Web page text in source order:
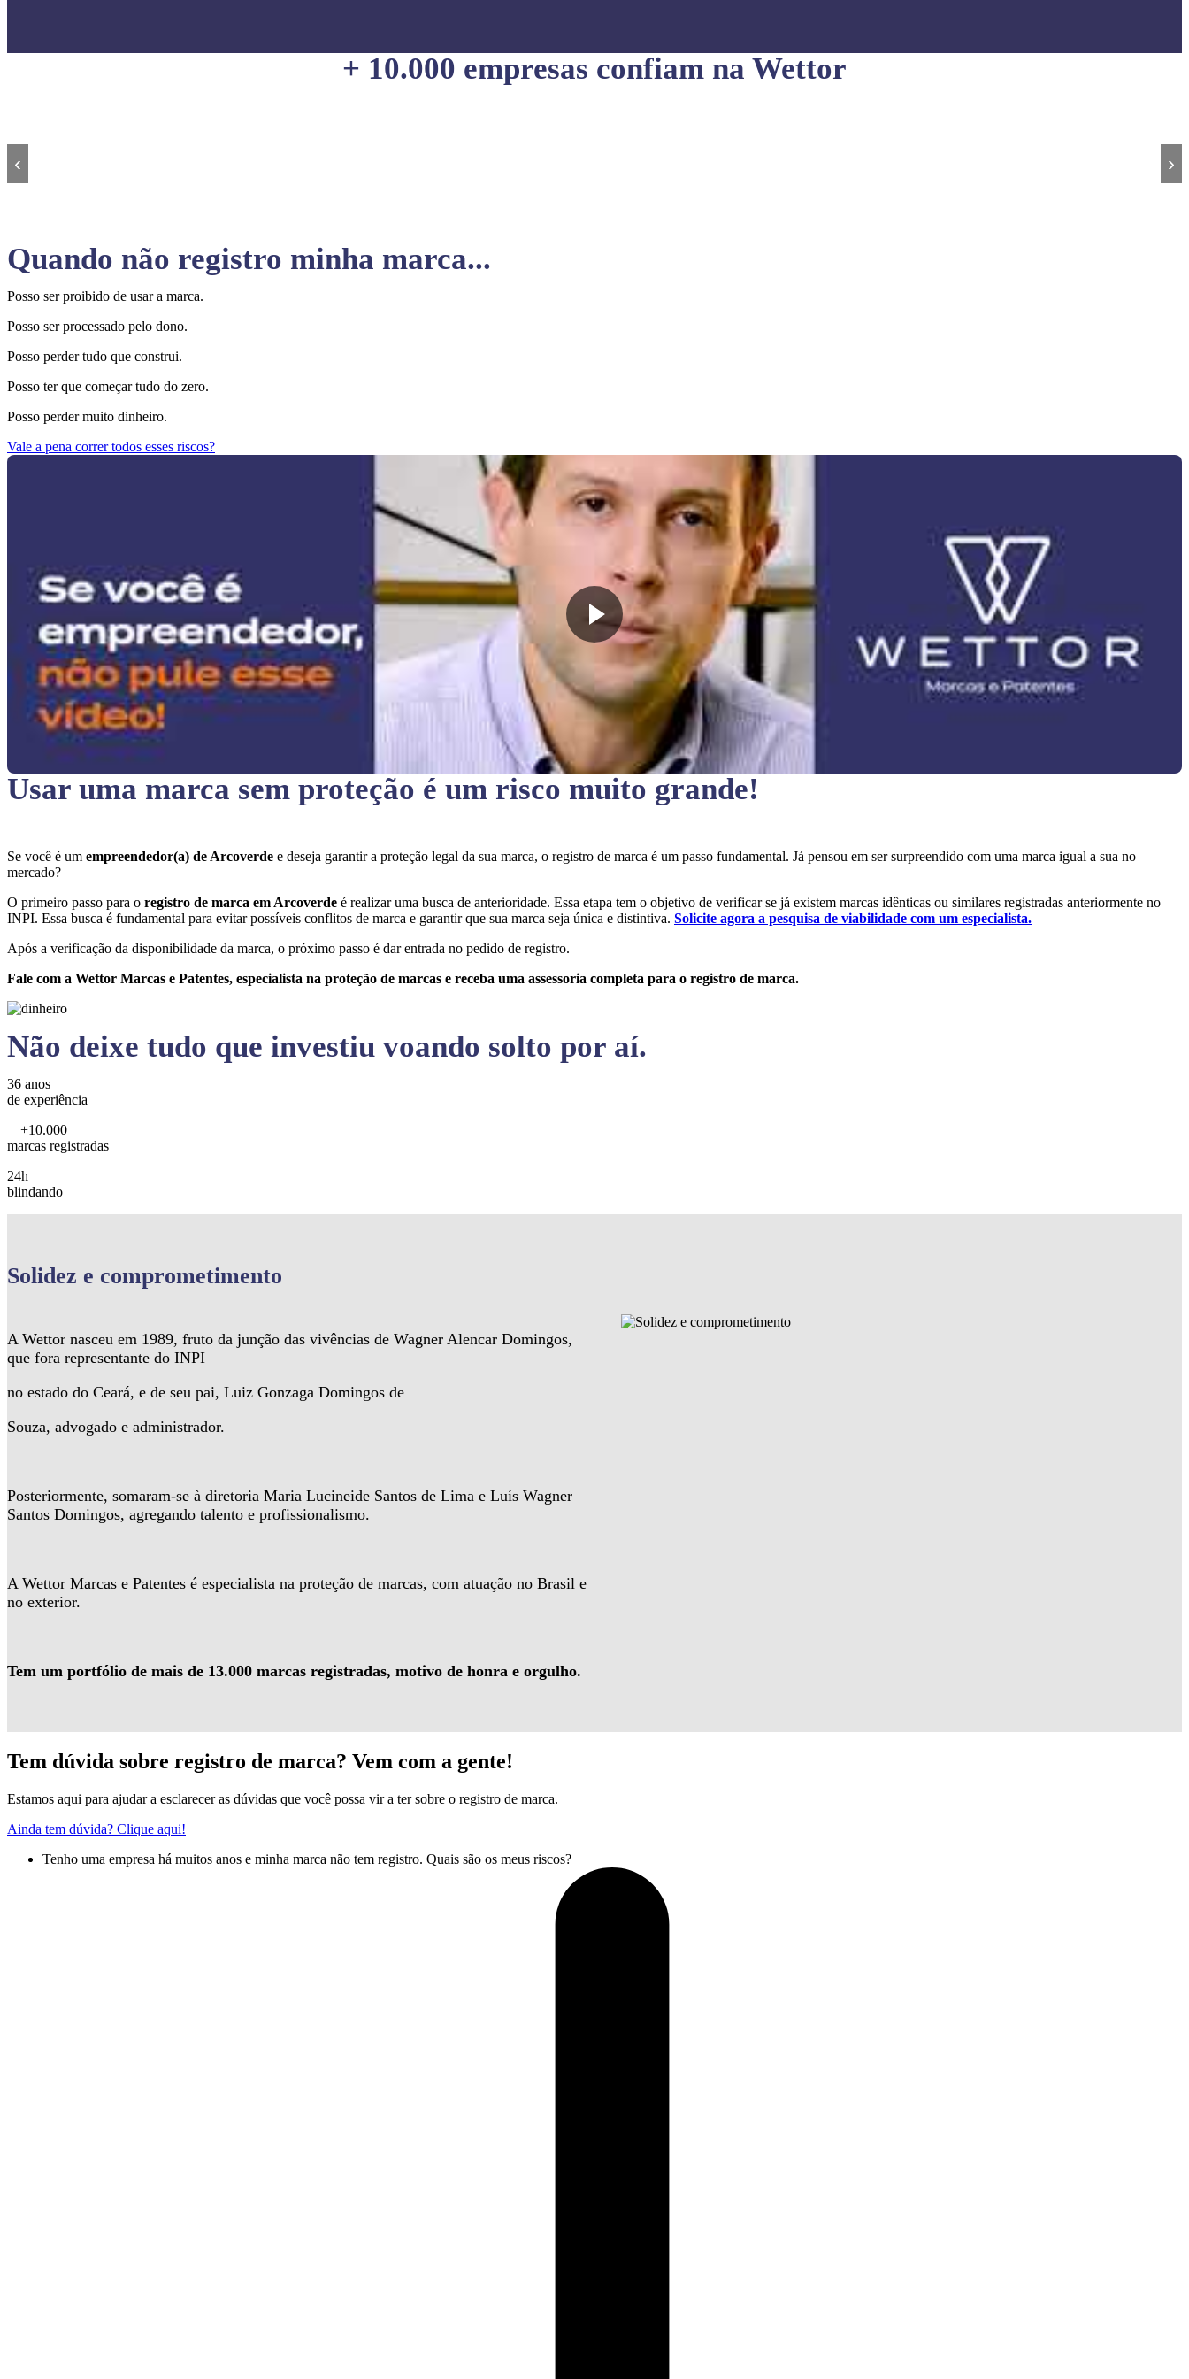
+ 10.000 empresas confiam na Wettor
‹ ›
Quando não registro minha marca...
Posso ser proibido de usar a marca.
Posso ser processado pelo dono.
Posso perder tudo que construi.
Posso ter que começar tudo do zero.
Posso perder muito dinheiro.
Vale a pena correr todos esses riscos?
Usar uma marca sem proteção é um risco muito grande!
Se você é um empreendedor(a) de Arcoverde e deseja garantir a proteção legal da sua marca, o registro de marca é um passo fundamental. Já pensou em ser surpreendido com uma marca igual a sua no
mercado?
O primeiro passo para o registro de marca em Arcoverde é realizar uma busca de anterioridade. Essa etapa tem o objetivo de verificar se já existem marcas idênticas ou similares registradas anteriormente no
INPI. Essa busca é fundamental para evitar possíveis conflitos de marca e garantir que sua marca seja única e distintiva. Solicite agora a pesquisa de viabilidade com um especialista.
Após a verificação da disponibilidade da marca, o próximo passo é dar entrada no pedido de registro.
Fale com a Wettor Marcas e Patentes, especialista na proteção de marcas e receba uma assessoria completa para o registro de marca.
Não deixe tudo que investiu voando solto por aí.
36 anos
de experiência
+10.000
marcas registradas
24h
blindando
Solidez e comprometimento
A Wettor nasceu em 1989, fruto da junção das vivências de Wagner Alencar Domingos,
que fora representante do INPI
no estado do Ceará, e de seu pai, Luiz Gonzaga Domingos de
Souza, advogado e administrador.
Posteriormente, somaram-se à diretoria Maria Lucineide Santos de Lima e Luís Wagner
Santos Domingos, agregando talento e profissionalismo.
A Wettor Marcas e Patentes é especialista na proteção de marcas, com atuação no Brasil e
no exterior.
Tem um portfólio de mais de 13.000 marcas registradas, motivo de honra e orgulho.
Tem dúvida sobre registro de marca? Vem com a gente!
Estamos aqui para ajudar a esclarecer as dúvidas que você possa vir a ter sobre o registro de marca.
Ainda tem dúvida? Clique aqui!
Tenho uma empresa há muitos anos e minha marca não tem registro. Quais são os meus riscos?